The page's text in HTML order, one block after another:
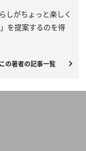
しがちょっと楽しく
を提案するのを得
この著者の記事一覧